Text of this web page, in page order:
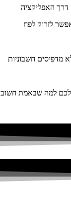
האפליקציה
לזרוק לפח
מדפיסים חשבוניות
שלכם למה שבאמת חשוב